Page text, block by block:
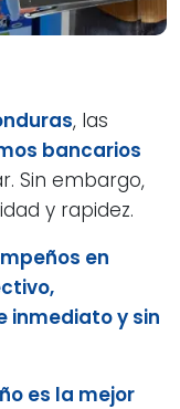
, las
bancarios
Sin embargo,
y rapidez.
en
inmediato y sin
es la mejor